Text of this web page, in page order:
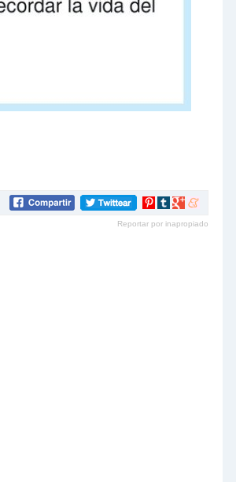
Compartir
Pinterest
Compartir
tumblr
Compartir
Google+
Compartir
meneame
Reportar por inapropiado